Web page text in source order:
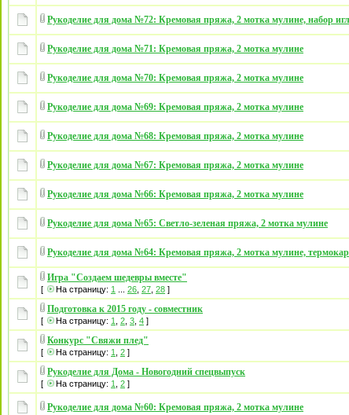
Рукоделие для дома №72: Кремовая пряжа, 2 мотка мулине, набор
Рукоделие для дома №71: Кремовая пряжа, 2 мотка мулине
Рукоделие для дома №70: Кремовая пряжа, 2 мотка мулине
Рукоделие для дома №69: Кремовая пряжа, 2 мотка мулине
Рукоделие для дома №68: Кремовая пряжа, 2 мотка мулине
Рукоделие для дома №67: Кремовая пряжа, 2 мотка мулине
Рукоделие для дома №66: Кремовая пряжа, 2 мотка мулине
Рукоделие для дома №65: Светло-зеленая пряжа, 2 мотка мулине
Рукоделие для дома №64: Кремовая пряжа, 2 мотка мулине,
Игра "Создаем шедевры вместе"
[ На страницу: 1 26 27 28 ]
Подготовка к 2015 году - совместник
[ На страницу: 1 2 3 4 ]
Конкурс "Свяжи плед"
[ На страницу: 1 2 ]
Рукоделие для Дома - Новогодний спецвыпуск
[ На страницу: 1 2 ]
Рукоделие для дома №60: Кремовая пряжа, 2 мотка мулине